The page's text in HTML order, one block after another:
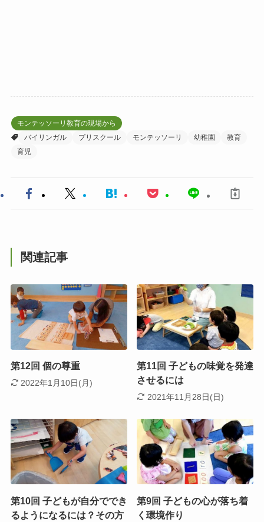
モンテッソーリ教育の現場から
バイリンガル
プリスクール モンテッソーリ 幼稚園
教育
育児
関連記事
第12回 個の尊重
2022年1月10日(月)
第11回 子どもの味覚を発達
させるには
2021年11月28日(日)
第10回 子どもが自分ででき
るようになるには？その方
第9回 子どもの心が落ち着
く環境作り